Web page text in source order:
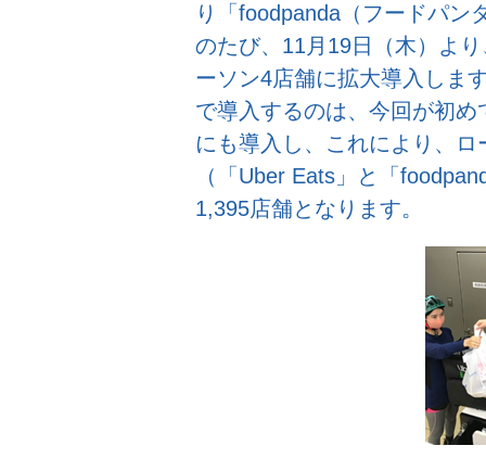
り「foodpanda（フードパン
のたび、11月19日（木）よ
ーソン4店舗に拡大導入しま
で導入するのは、今回が初
にも導入し、これにより、
（「Uber Eats」と「
1,395店舗となります。